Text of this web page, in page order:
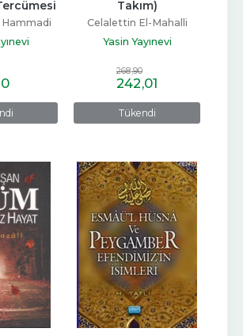
Tükendi
Takım)
Celalettin El-Mahalli
Yasin Yayınevi
268,90
242,01